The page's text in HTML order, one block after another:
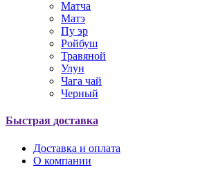
Матча
Матэ
Пу эр
Ройбуш
Травяной
Улун
Чага чай
Черный
Быстрая доставка
Доставка и оплата
О компании